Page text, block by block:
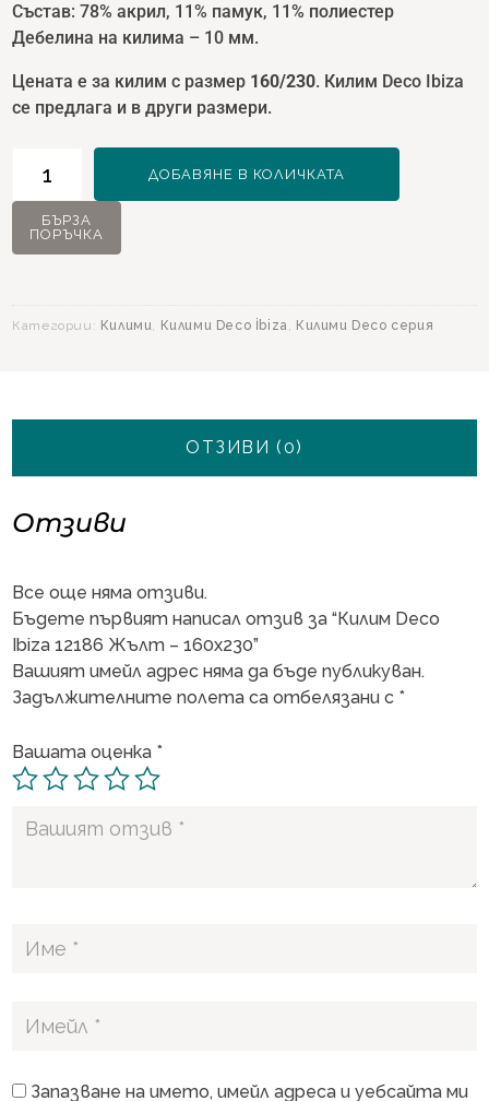
Състав: 78% акрил, 11% памук, 11% полиестер
Дебелина на килима – 10 мм.
Цената е за килим с размер 160/230. Килим Deco Ibiza
се предлага и в други размери.
Килим
Deco
Жълт
ДОБАВЯНЕ В КОЛИЧКАТА
БЪРЗА
ПОРЪЧКА
Категории: Килими, Килими Deco İbiza, Килими Deco серия
ОТЗИВИ (0)
Отзиви
Все още няма отзиви.
Бъдете първият написал отзив за “Килим Deco
Ibiza 12186 Жълт – 160х230”
Вашият имейл адрес няма да бъде публикуван.
Задължителните полета са отбелязани с *
Вашата оценка *
Запазване на името, имейл адреса и уебсайта ми